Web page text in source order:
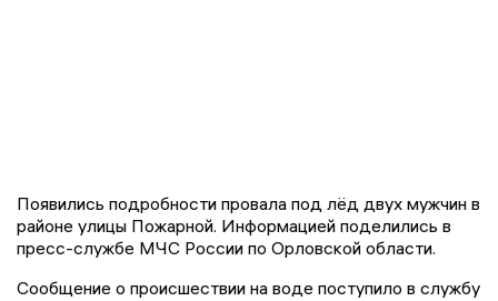
Появились подробности провала под лёд двух мужчин в
районе улицы Пожарной. Информацией поделились в
пресс-службе МЧС России по Орловской области.
Сообщение о происшествии на воде поступило в службу